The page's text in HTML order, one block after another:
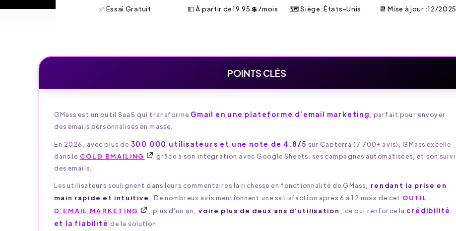
✅ Essai Gratuit 💵 À partir de19.95 💲/mois 🗺 Siège :États-Unis 📆 Mise à jour :12/2025
POINTS CLÉS
GMass est un outil SaaS qui transforme Gmail en une plateforme d’email marketing , parfait pour envoyer
des emails personnalisés en masse.
En 2026, avec plus de 300 000 utilisateurs et une note de 4,8/5 sur Capterra (7 700+ avis), GMass excelle
dans le COLD EMAILING
grâce à son intégration avec Google Sheets, ses campagnes automatisées, et son suivi
des emails.
Les utilisateurs soulignent dans leurs commentaires la richesse en fonctionnalité de GMass,
rendant la prise en
main rapide et intuitive
. De nombreux avis mentionnent une satisfaction après 6 à 12 mois de cet OUTIL
D’EMAIL MARKETING
, plus d'un an, voire plus de deux ans d’utilisation , ce qui renforce la crédibilité
et la fiabilité de la solution.